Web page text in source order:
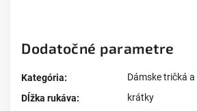
Dodatočné parametre
Kategória:
Dámske tričká
Dĺžka rukáva:
krátky